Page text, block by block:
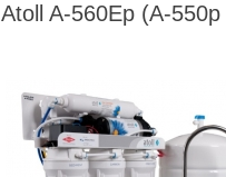
Atoll A-560Ep (A-